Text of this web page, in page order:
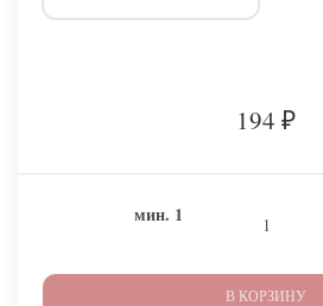
194 ₽
мин. 1
В КОРЗИНУ